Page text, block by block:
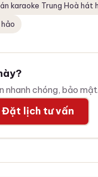
karaoke Trung Hoà hát
nhanh chóng, bảo mật.
Đặt lịch tư vấn